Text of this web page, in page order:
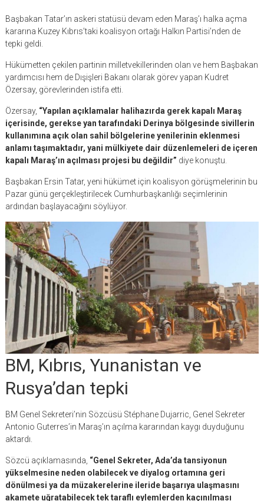
Başbakan Tatar’ın askeri statüsü devam eden Maraş’ı halka açma
kararına Kuzey Kıbrıs’taki koalisyon ortağı Halkın Partisi’nden de
tepki geldi.
Hükümetten çekilen partinin milletvekillerinden olan ve hem Başbakan
yardımcısı hem de Dışişleri Bakanı olarak görev yapan Kudret
Özersay, görevlerinden istifa etti.
Özersay, “Yapılan açıklamalar halihazırda gerek kapalı Maraş
içerisinde, gerekse yan tarafındaki Derinya bölgesinde sivillerin
kullanımına açık olan sahil bölgelerine yenilerinin eklenmesi
anlamı taşımaktadır, yani mülkiyete dair düzenlemeleri de içeren
kapalı Maraş’ın açılması projesi bu değildir” diye konuştu.
Başbakan Ersin Tatar, yeni hükümet için koalisyon görüşmelerinin bu
Pazar günü gerçekleştirilecek Cumhurbaşkanlığı seçimlerinin
ardından başlayacağını söylüyor.
BM, Kıbrıs, Yunanistan ve
Rusya’dan tepki
BM Genel Sekreteri’nin Sözcüsü Stéphane Dujarric, Genel Sekreter
Antonio Guterres’in Maraş’ın açılma kararından kaygı duyduğunu
aktardı.
Sözcü açıklamasında, “Genel Sekreter, Ada’da tansiyonun
yükselmesine neden olabilecek ve diyalog ortamına geri
dönülmesi ya da müzakerelerine ileride başarıya ulaşmasını
akamete uğratabilecek tek taraflı eylemlerden kaçınılması